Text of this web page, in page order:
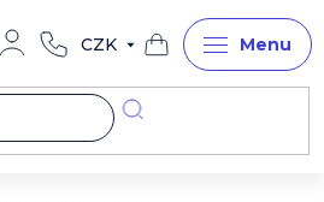
CZK
Nákupní
košík